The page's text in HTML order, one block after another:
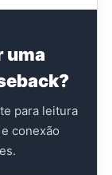
uma
para leitura
conexão